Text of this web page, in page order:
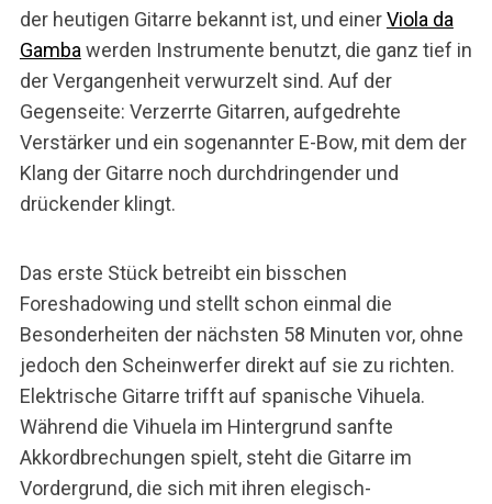
der heutigen Gitarre bekannt ist, und einerViola da
Gamba werden Instrumente benutzt, die ganz tief in
der Vergangenheit verwurzelt sind. Auf der
Gegenseite: Verzerrte Gitarren, aufgedrehte
Verstärker und ein sogenannter E-Bow, mit dem der
Klang der Gitarre noch durchdringender und
drückender klingt.
Das erste Stück betreibt ein bisschen
Foreshadowing und stellt schon einmal die
Besonderheiten der nächsten 58 Minuten vor, ohne
jedoch den Scheinwerfer direkt auf sie zu richten.
Elektrische Gitarre trifft auf spanische Vihuela.
Während die Vihuela im Hintergrund sanfte
Akkordbrechungen spielt, steht die Gitarre im
Vordergrund, die sich mit ihren elegisch-